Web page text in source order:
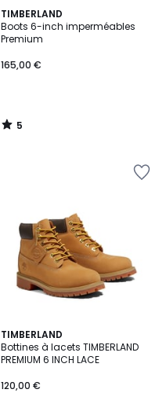
TIMBERLAND
Boots 6-inch imperméables
Premium
165,00 €
5
/
5
5
/
TIMBERLAND
Bottines à lacets TIMBERLAND
PREMIUM 6 INCH LACE
120,00 €
4,6
/ 5